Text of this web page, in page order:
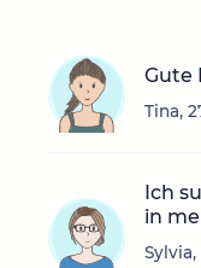
Gute
Tina,
Ich
in